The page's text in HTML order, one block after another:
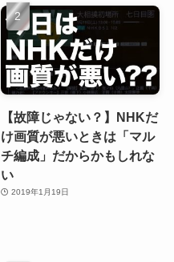
【故障じゃない？】NHKだ
け画質が悪いときは「マル
チ編成」だからかもしれな
い
2019年1月19日